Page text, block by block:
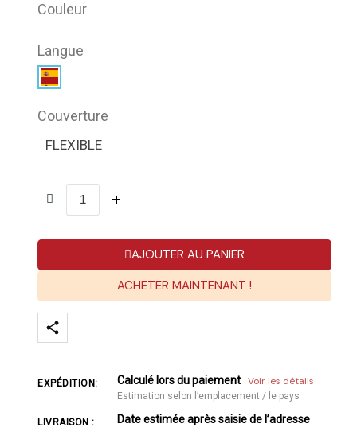
Couleur
Langue
Couverture
FLEXIBLE
AJOUTER AU PANIER
ACHETER MAINTENANT !
EXPÉDITION: Calculé lors du paiement Voir les détails
Estimation selon l’emplacement / le pays
LIVRAISON : Date estimée après saisie de l’adresse